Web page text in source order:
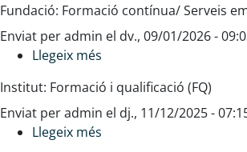
alimentària:
Manipulació
Fundació: Formació contínua/ Serveis
Enviat peradmin el dv., 09/01/2026 -
Llegeix més
i
tramitació
Institut: Formació i qualificació (FQ)
Enviat peradmin el dj., 11/12/2025 -
Llegeix més